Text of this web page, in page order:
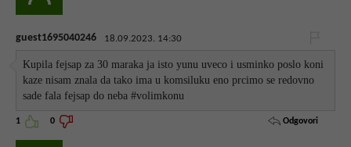
guest1695040246 18.09.2023. 14:30
Kupila fejsap za 30 maraka ja isto yunu uveco i usminko poslo koni
kaze nisam znala da tako ima u komsiluku eno prcimo se redovno
sade fala fejsap do neba #volimkonu
1 0 Odgovori